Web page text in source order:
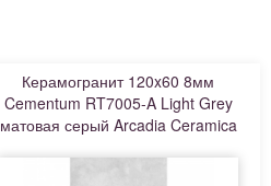
Керамогранит 120x60 8мм
Cementum RT7005-A Light Grey
матовая серый Arcadia Ceramica